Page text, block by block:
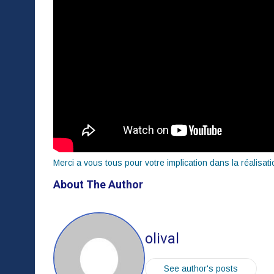
Merci a vous tous pour votre implication dans la
About The Author
olival
See author's posts